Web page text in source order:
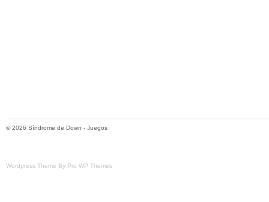
© 2026 Síndrome de Down - Juegos
Wordpress Theme By Pro WP Themes